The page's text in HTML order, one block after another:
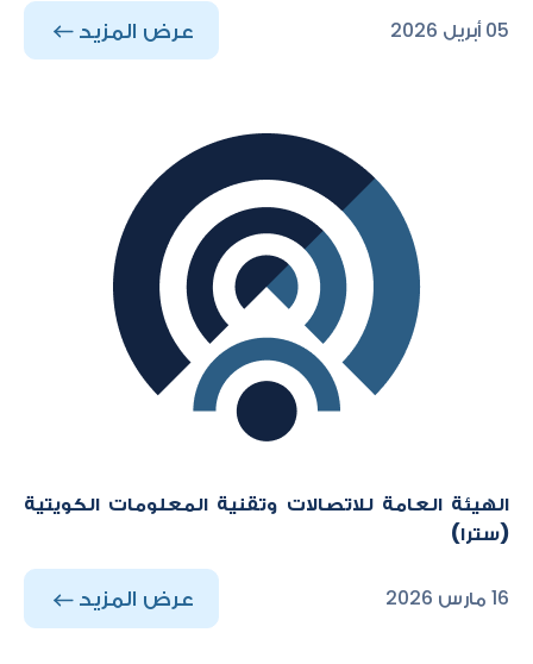
05 أبريل 2026 عرض المزيد
الهيئة العامة للاتصالات وتقنية المعلومات الكويتية
(سترا)
16 مارس 2026 عرض المزيد